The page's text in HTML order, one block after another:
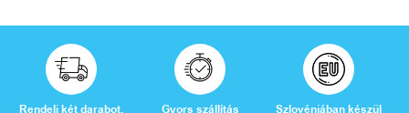
d
ő
Rendelj két darabot,
Gyors szállítás Szlovéniában készül